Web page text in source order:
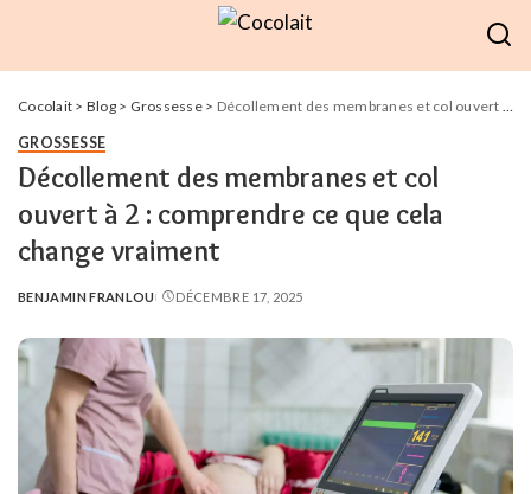
Cocolait > Blog> Grossesse> Décollement des membranes et col ouvert à 2 : comprendre ce que cela change vraiment
GROSSESSE
Décollement des membranes et col
ouvert à 2 : comprendre ce que cela
change vraiment
POSTED
BENJAMIN FRANLOU DÉCEMBRE 17, 2025